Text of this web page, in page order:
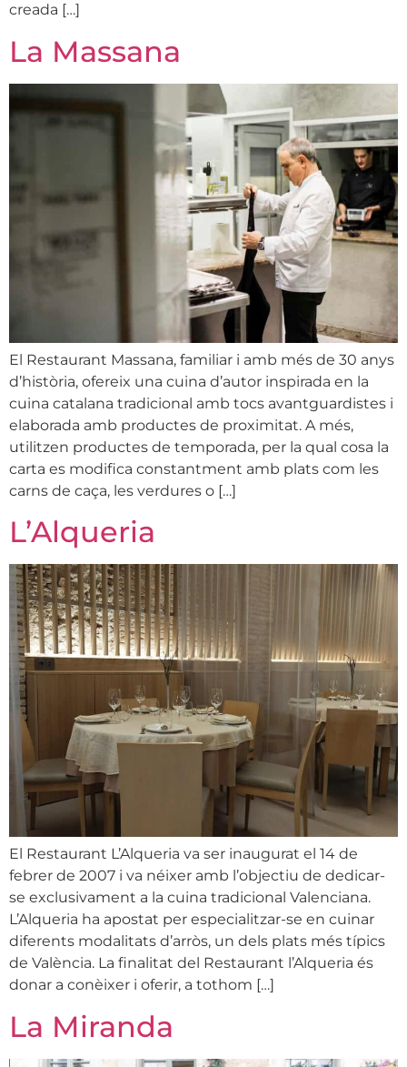
creada […]
La Massana
El Restaurant Massana, familiar i amb més de 30 anys
d’història, ofereix una cuina d’autor inspirada en la
cuina catalana tradicional amb tocs avantguardistes i
elaborada amb productes de proximitat. A més,
utilitzen productes de temporada, per la qual cosa la
carta es modifica constantment amb plats com les
carns de caça, les verdures o […]
L’Alqueria
El Restaurant L’Alqueria va ser inaugurat el 14 de
febrer de 2007 i va néixer amb l’objectiu de dedicar-
se exclusivament a la cuina tradicional Valenciana.
L’Alqueria ha apostat per especialitzar-se en cuinar
diferents modalitats d’arròs, un dels plats més típics
de València. La finalitat del Restaurant l’Alqueria és
donar a conèixer i oferir, a tothom […]
La Miranda